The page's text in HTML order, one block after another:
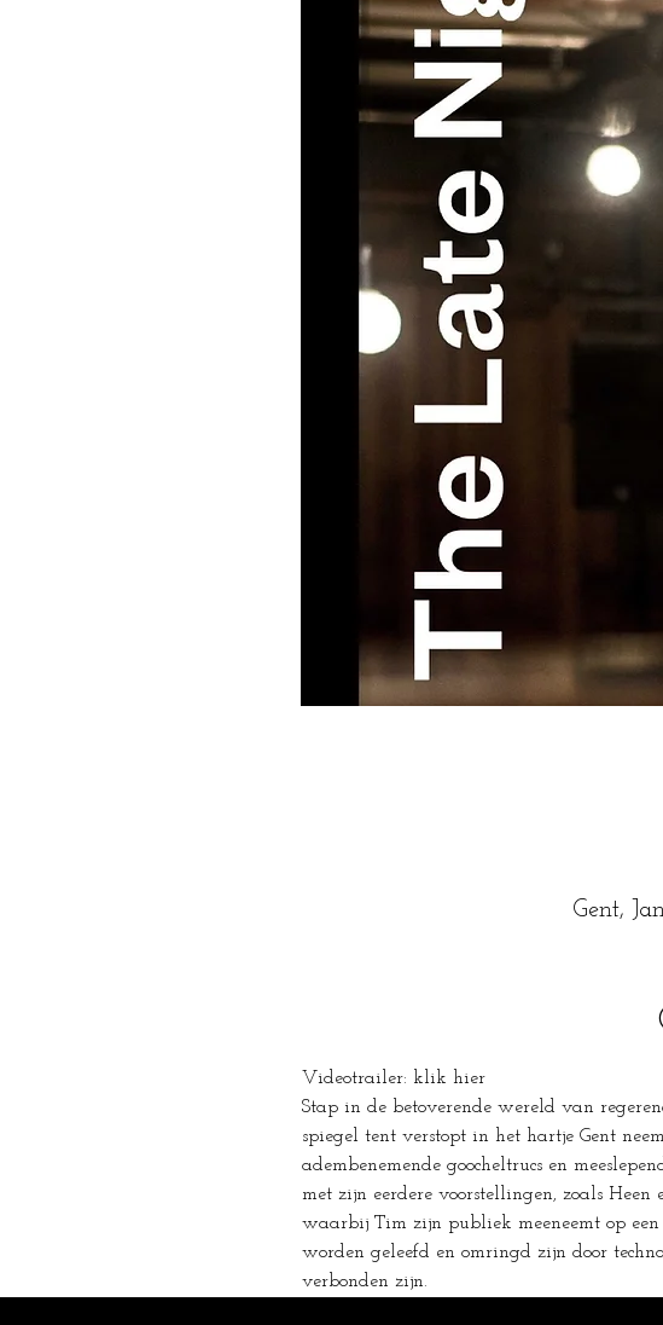
Gent,
Videotrailer: klik hier
Stap in de betoverende wereld van
spiegel tent verstopt in het hartje Gent
adembenemende goocheltrucs en
met zijn eerdere voorstellingen, zoals
waarbij Tim zijn publiek meeneemt op
worden geleefd en omringd zijn door
verbonden zijn.